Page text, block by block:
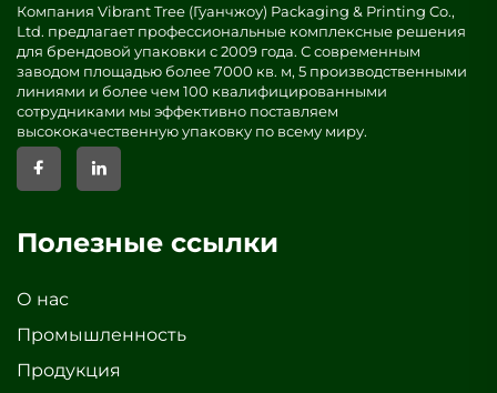
Компания Vibrant Tree (Гуанчжоу) Packaging & Printing Co.,
Ltd. предлагает профессиональные комплексные решения
для брендовой упаковки с 2009 года. С современным
заводом площадью более 7000 кв. м, 5 производственными
линиями и более чем 100 квалифицированными
сотрудниками мы эффективно поставляем
высококачественную упаковку по всему миру.
Полезные ссылки
О нас
Промышленность
Продукция